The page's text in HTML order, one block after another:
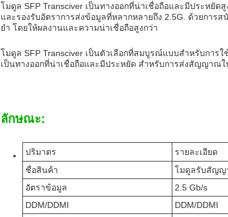
โมดูล SFP Transciver เป็นทางออกที่น่าเชื่อถือและมีประหยั
และรองรับอัตราการส่งข้อมูลที่หลากหลายถึง 2.5G. ด้วยกา
ยํา โดยให้ผลงานและความน่าเชื่อถือสูงกว่า
โมดูล SFP Transciver เป็นตัวเลือกที่สมบูรณ์แบบสําหรับการ
เป็นทางออกที่น่าเชื่อถือและมีประหยัด สําหรับการส่งสัญญาณใ
ลักษณะ:
ปริมาตร
รายละเอียด
ชื่อสินค้า
โมดูลรับสัญญ
อัตราข้อมูล
2.5 Gb/s
DDM/DDMI
DDM/DDMI